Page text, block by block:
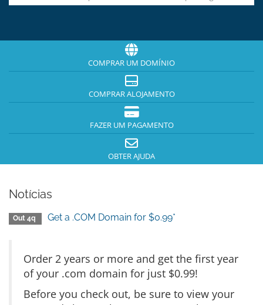
COMPRAR UM DOMÍNIO
COMPRAR ALOJAMENTO
FAZER UM PAGAMENTO
OBTER AJUDA
Notícias
Out 4q Get a .COM Domain for $0.99*
Order 2 years or more and get the first year
of your .com domain for just $0.99!
Before you check out, be sure to view your